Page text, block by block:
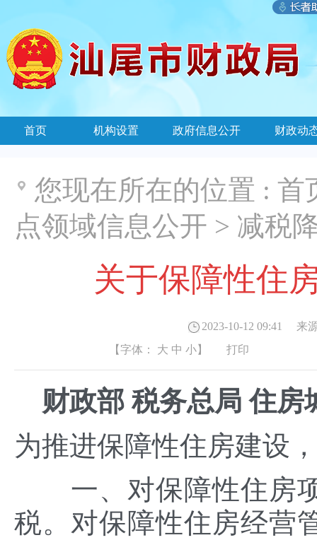
首页 机构设置 政府信息公开 财政动
您现在所在的位置 : 首
点领域信息公开 > 减税
关于保障性住
2023-10-12 09:41
来
【字体： 大 中 小】 打印
财政部 税务总局 住房
为推进保障性住房建设
一、对保障性住房项
税。对保障性住房经营